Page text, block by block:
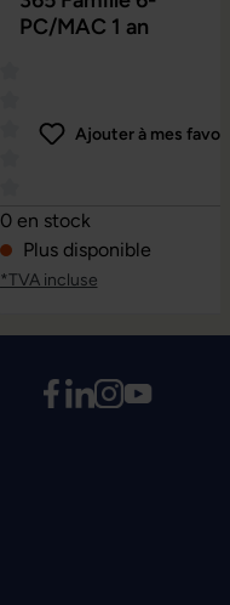
PC/MAC 1 an
Note moyenne de 0 sur 5
Ajouter à mes
0 en stock
Plus disponible
*TVA incluse